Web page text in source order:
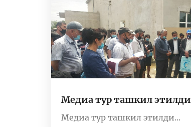
Медиа тур ташкил этилди
Медиа тур ташкил этилди...